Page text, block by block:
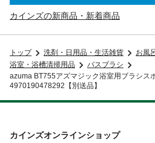
カインズの新商品・新着商品
トップ 洗剤・日用品・生活雑貨
お風
浴室・浴槽清掃用品
バスブラシ
azuma BT755アズマジック浴室用ブラシス
4970190478292【別送品】
カインズオンラインショップ